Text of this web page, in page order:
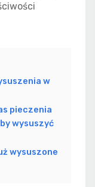
w
pieczenia
wysuszyć
wysuszone